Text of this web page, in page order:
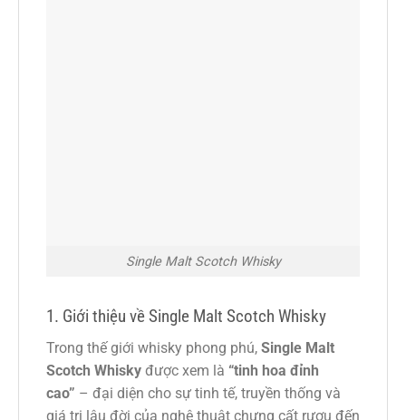
Single Malt Scotch Whisky
1. Giới thiệu về Single Malt Scotch Whisky
Trong thế giới whisky phong phú, Single Malt
Scotch Whisky được xem là “tinh hoa đỉnh
cao” – đại diện cho sự tinh tế, truyền thống và
giá trị lâu đời của nghệ thuật chưng cất rượu đến